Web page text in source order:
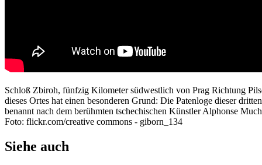
Schloß Zbiroh, fünfzig Kilometer südwestlich von Prag Richtung
dieses Ortes hat einen besonderen Grund: Die Patenloge dieser
benannt nach dem berühmten tschechischen KünstlerAlphonse
Foto: flickr.com/creative commons - giborn_134
Siehe auch